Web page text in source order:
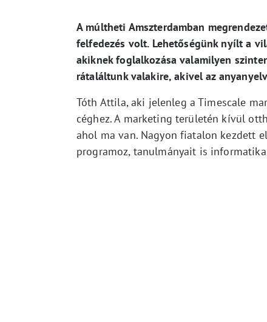
A múltheti Amszterdamban
felfedezés volt. Lehetőségünk nyílt a
akiknek foglalkozása valamilyen
rátaláltunk valakire, akivel az
Tóth Attila, aki jelenleg a Timescale
céghez. A marketing területén kívül
ahol ma van. Nagyon fiatalon kezdett
programoz, tanulmányait is